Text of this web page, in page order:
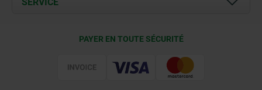
PAYER EN TOUTE SÉCURITÉ